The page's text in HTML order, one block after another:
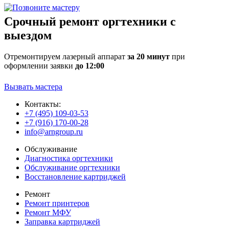
Срочный ремонт оргтехники с
выездом
Отремонтируем лазерный аппарат за 20 минут при
оформлении заявки до 12:00
Вызвать мастера
Контакты:
+7 (495) 109-03-53
+7 (916) 170-00-28
info@arngroup.ru
Обслуживание
Диагностика оргтехники
Обслуживание оргтехники
Восстановление картриджей
Ремонт
Ремонт принтеров
Ремонт МФУ
Заправка картриджей